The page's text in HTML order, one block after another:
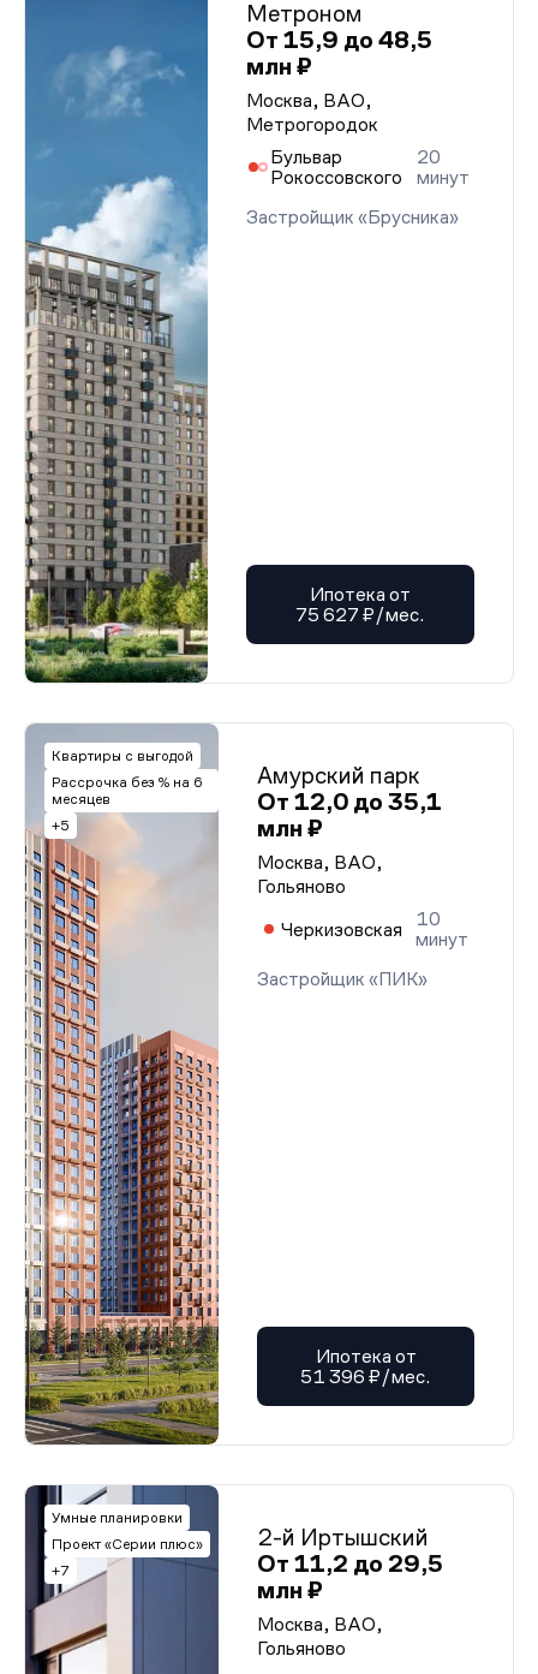
Метроном
От 15,9 до 48,5
млн ₽
Москва, ВАО,
Метрогородок
Бульвар
Рокоссовского
20
минут
Застройщик «Брусника»
Ипотека от
75 627 ₽/мес.
Квартиры с выгодой
Рассрочка без % на 6
месяцев
+5
Амурский парк
От 12,0 до 35,1
млн ₽
Москва, ВАО,
Гольяново
Черкизовская
10
минут
Застройщик «ПИК»
Ипотека от
51 396 ₽/мес.
Умные планировки
Проект «Серии плюс»
+7
2-й Иртышский
От 11,2 до 29,5
млн ₽
Москва, ВАО,
Гольяново